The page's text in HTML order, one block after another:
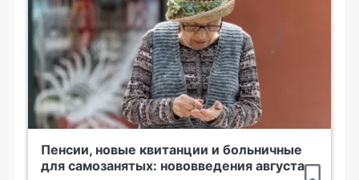
Пенсии, новые квитанции и больничные
для самозанятых: нововведения августа